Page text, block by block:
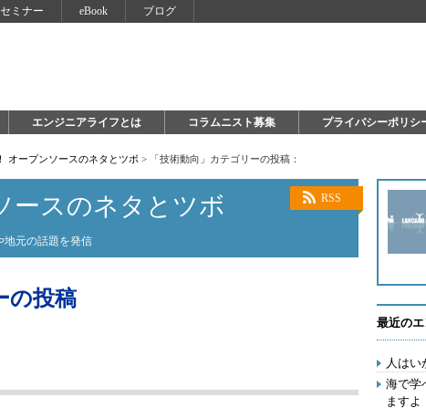
セミナー eBook ブログ
エンジニアライフとは コラムニスト募集 プライバシーポリシ
オープンソースのネタとツボ > 「技術動向」カテゴリーの投稿：
RSS
ースのネタとツボ
地元の話題を発信
の投稿
最近の
人はい
海で学
ますよ